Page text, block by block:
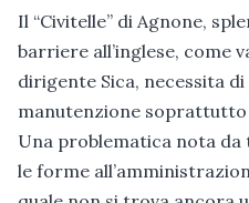
Il “Civitelle” di Agnone,
barriere all’inglese, come
dirigente Sica, necessita
manutenzione
Una problematica nota
le forme